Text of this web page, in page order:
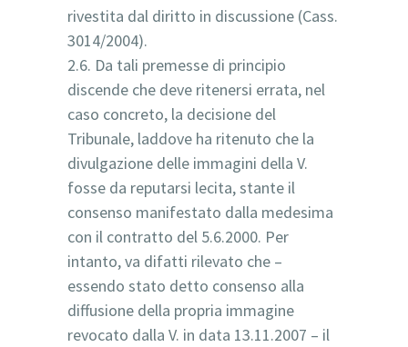
rivestita dal diritto in discussione (Cass.
3014/2004).
2.6. Da tali premesse di principio
discende che deve ritenersi errata, nel
caso concreto, la decisione del
Tribunale, laddove ha ritenuto che la
divulgazione delle immagini della V.
fosse da reputarsi lecita, stante il
consenso manifestato dalla medesima
con il contratto del 5.6.2000. Per
intanto, va difatti rilevato che –
essendo stato detto consenso alla
diffusione della propria immagine
revocato dalla V. in data 13.11.2007 – il